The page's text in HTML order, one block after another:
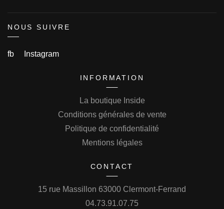
NOUS SUIVRE
fb Instagram
INFORMATION
La boutique Inside
Conditions générales de vente
Politique de confidentialité
Mentions légales
CONTACT
15 rue Massillon 63000 Clermont-Ferrand
04.73.91.07.75